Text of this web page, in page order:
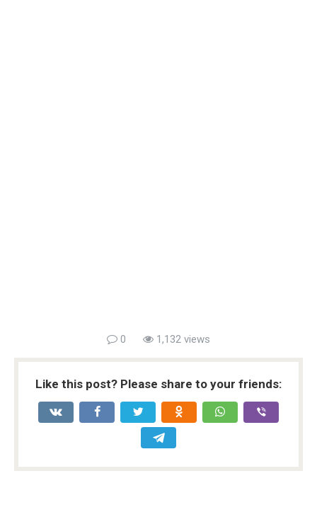
0 1,132 views
Like this post? Please share to your friends: